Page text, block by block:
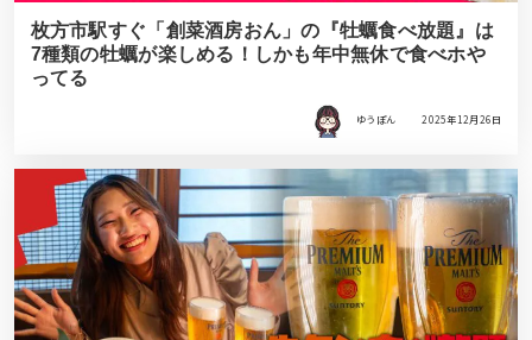
枚方市駅すぐ「創菜酒房おん」の『牡蠣食べ放題』は
7種類の牡蠣が楽しめる！しかも年中無休で食べホや
ってる
ゆうぽん 2025年12月26日